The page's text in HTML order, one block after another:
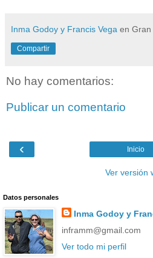
Inma Godoy y Francis Vega en Gran
Compartir
No hay comentarios:
Publicar un comentario
‹ Inicio
Ver versión
Datos personales
Inma Godoy y
inframm@gmail.com
Ver todo mi perfil